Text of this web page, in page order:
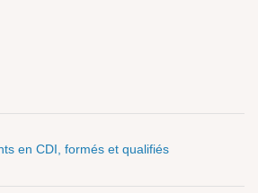
en CDI, formés et qualifiés